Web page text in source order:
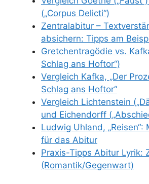
(„Corpus Delicti“)
Zentralabitur –
absichern: Tipps am
Gretchentragödie vs.
Schlag ans Hoftor“)
Vergleich Kafka, „Der
Schlag ans Hoftor“
Vergleich Lichtenstein
und Eichendorff
Ludwig Uhland, „Reisen“:
für das Abitur
Praxis-Tipps Abitur Lyrik:
(Romantik/Gegenwart)